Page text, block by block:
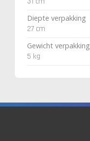
Diepte verpakking
27 cm
Gewicht verpakking
5 kg